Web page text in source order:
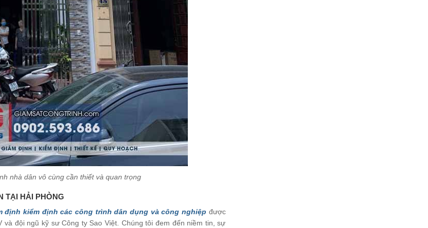
nhà dân vô cùng cần thiết và quan trọng
TẠI HẢI PHÒNG
định kiểm định các công trình dân dụng và công nghiệp được
đội ngũ kỹ sư Công ty Sao Việt. Chúng tôi đem đến niềm tin, sự